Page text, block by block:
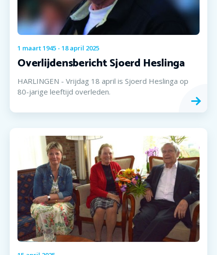
1 maart1945 - 18 april 2025
Overlijdensbericht Sjoerd Heslinga
HARLINGEN - Vrijdag 18 april is Sjoerd Heslinga op
80-jarige leeftijd overleden.